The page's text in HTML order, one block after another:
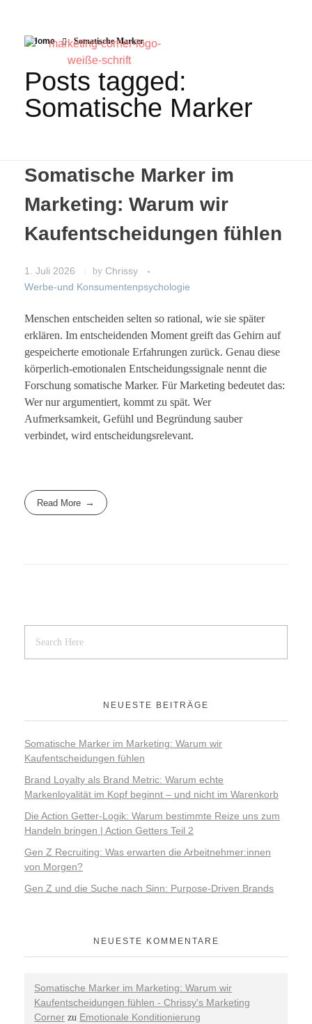
Home Somatische Marker
Posts tagged:
Somatische Marker
Somatische Marker im
Marketing: Warum wir
Kaufentscheidungen fühlen
1. Juli 2026 by Chrissy
Werbe-und Konsumentenpsychologie
Menschen entscheiden selten so rational, wie sie später
erklären. Im entscheidenden Moment greift das Gehirn auf
gespeicherte emotionale Erfahrungen zurück. Genau diese
körperlich-emotionalen Entscheidungssignale nennt die
Forschung somatische Marker. Für Marketing bedeutet das:
Wer nur argumentiert, kommt zu spät. Wer
Aufmerksamkeit, Gefühl und Begründung sauber
verbindet, wird entscheidungsrelevant.
Read More
NEUESTE BEITRÄGE
Somatische Marker im Marketing: Warum wir
Kaufentscheidungen fühlen
Brand Loyalty als Brand Metric: Warum echte
Markenloyalität im Kopf beginnt – und nicht im Warenkorb
Die Action Getter-Logik: Warum bestimmte Reize uns zum
Handeln bringen | Action Getters Teil 2
Gen Z Recruiting: Was erwarten die Arbeitnehmer:innen
von Morgen?
Gen Z und die Suche nach Sinn: Purpose-Driven Brands
NEUESTE KOMMENTARE
Somatische Marker im Marketing: Warum wir
Kaufentscheidungen fühlen - Chrissy's Marketing
Corner zu Emotionale Konditionierung